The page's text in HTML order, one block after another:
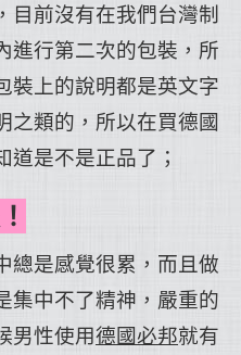
目前沒有在我們台灣制
進行第二次的包裝，所
裝上的說明都是英文字
之類的，所以在買德國
道是不是正品了；
總是感覺很累，而且做
集中不了精神，嚴重的
男性使用德國必邦就有